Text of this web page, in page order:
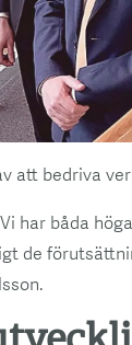
att bedriva
har båda
de